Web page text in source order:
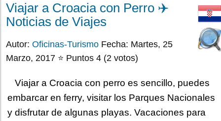
Viajar a Croacia con Perro ✈️
Noticias de Viajes
Autor: Oficinas-Turismo Fecha: Martes, 25
Marzo, 2017 ⭐ Puntos 4 (2 votos)
Viajar a Croacia con perro es sencillo, puedes
embarcar en ferry, visitar los Parques Nacionales
y disfrutar de algunas playas. Vacaciones para